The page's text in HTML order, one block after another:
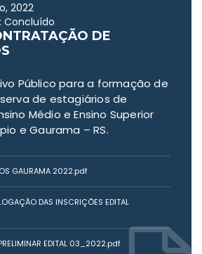
2022
Concluído
DE
Público para a formação de
de estagiários de
Médio e Ensino Superior
e Gaurama – RS.
GAURAMA 2022.pdf
DAS INSCRIÇÕES EDITAL
EDITAL 03_2022.pdf